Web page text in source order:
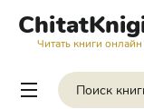
Читать книги